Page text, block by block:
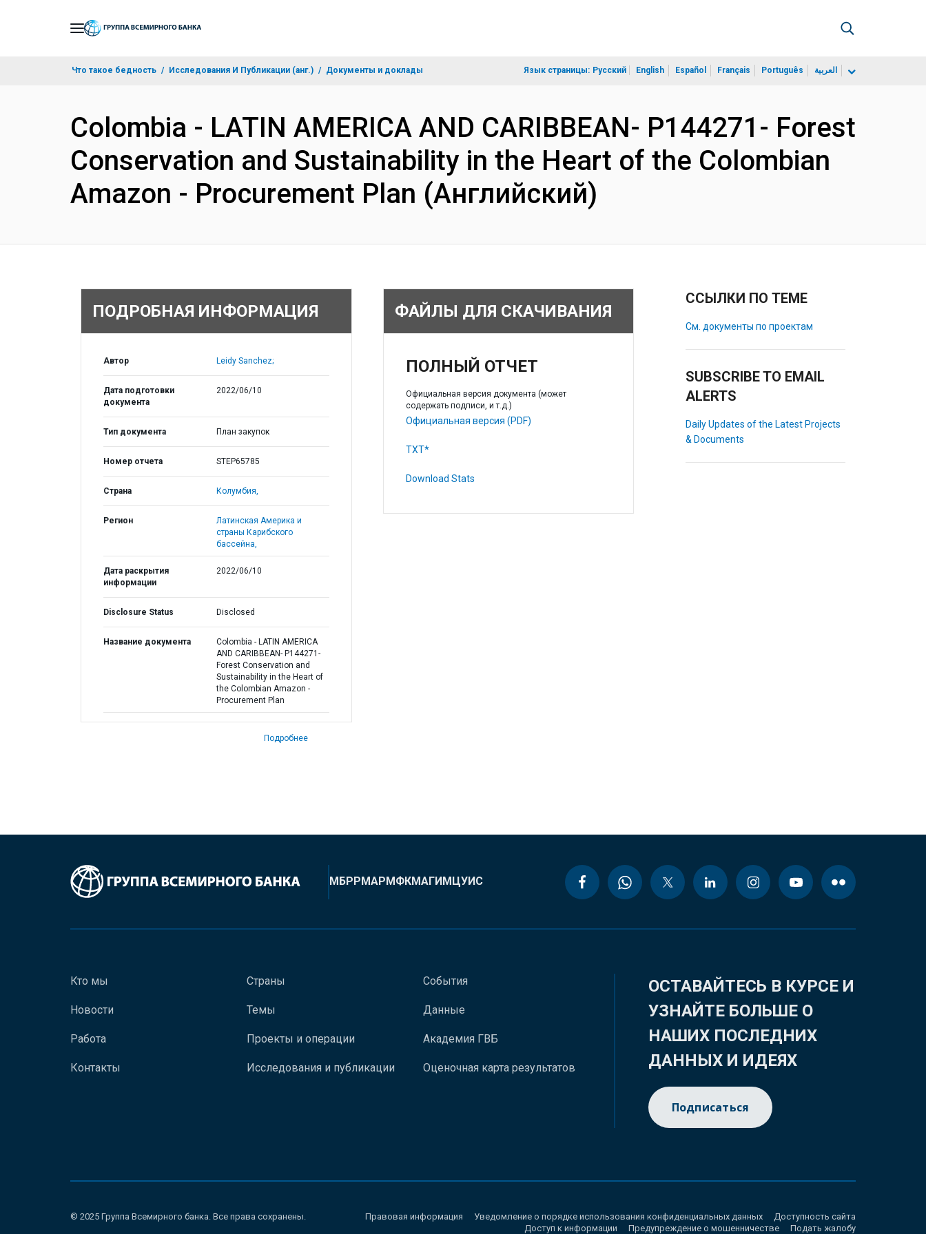
Что такое бедность Исследования И Публикации (анг.) Документы и доклады Язык страницы: Русский English Español Français Português العربية
Colombia - LATIN AMERICA AND CARIBBEAN- P144271- Forest
Conservation and Sustainability in the Heart of the Colombian
Amazon - Procurement Plan (Английский)
ПОДРОБНАЯ ИНФОРМАЦИЯ
Автор Leidy Sanchez;
Дата подготовки
документа
2022/06/10
Тип документа План закупок
Номер отчета STEP65785
Страна Колумбия,
Регион
Латинская Америка и
страны Карибского
бассейна,
Дата раскрытия
информации
2022/06/10
Disclosure Status Disclosed
Название документа
Colombia - LATIN AMERICA
AND CARIBBEAN- P144271-
Forest Conservation and
Sustainability in the Heart of
the Colombian Amazon -
Procurement Plan
Подробнее
ФАЙЛЫ ДЛЯ СКАЧИВАНИЯ
ПОЛНЫЙ ОТЧЕТ
Официальная версия документа (может
содержать подписи, и т.д.)
Официальная версия (PDF)
TXT*
Download Stats
ССЫЛКИ ПО ТЕМЕ
См. документы по проектам
SUBSCRIBE TO EMAIL
ALERTS
Daily Updates of the Latest Projects
& Documents
МБРРМАРМФКМАГИМЦУИС
Кто мы
Новости
Работа
Контакты
Страны
Темы
Проекты и операции
Исследования и публикации
События
Данные
Академия ГВБ
Оценочная карта результатов
ОСТАВАЙТЕСЬ В КУРСЕ И
УЗНАЙТЕ БОЛЬШЕ О
НАШИХ ПОСЛЕДНИХ
ДАННЫХ И ИДЕЯХ
Подписаться
© 2025 Группа Всемирного банка. Все права сохранены. Правовая информация Уведомление о порядке использования конфиденциальных данных
Доступность сайта
Доступ к информации
Предупреждение о мошенничестве Подать жалобу